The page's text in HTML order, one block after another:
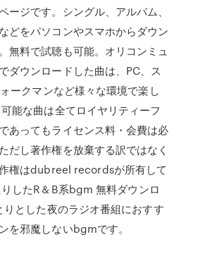
ージです。シングル、アルバム、
どをパソコンやスマホからダウン
無料で試聴も可能。オリコンミュ
ダウンロードした曲は、PC、ス
ークマンなど様々な環境で楽し
能な曲は全てロイヤリティーフ
あってもライセンス料・会費は必
だし著作権を放棄する訳ではなく
権はdubreel recordsが所有して
したR＆B系bgm 無料ダウンロ
りとした夜のラジオ番組におすす
を邪魔しないbgmです。